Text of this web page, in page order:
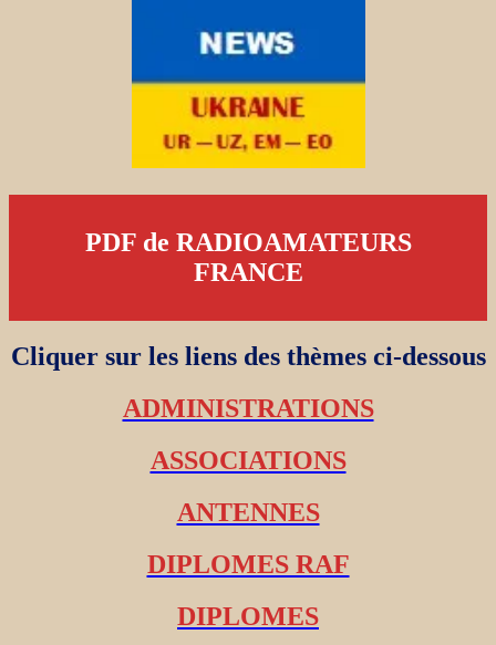
PDF de RADIOAMATEURS
FRANCE
Cliquer sur les liens des thèmes ci-dessous
ADMINISTRATIONS
ASSOCIATIONS
ANTENNES
DIPLOMES RAF
DIPLOMES